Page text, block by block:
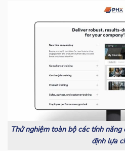
Thử nghiệm toàn bộ các tính
định lựa